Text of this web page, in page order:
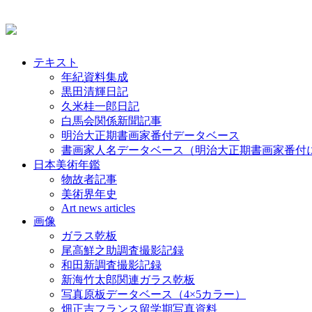
テキスト
年紀資料集成
黒田清輝日記
久米桂一郎日記
白馬会関係新聞記事
明治大正期書画家番付データベース
書画家人名データベース（明治大正期書画家番付
日本美術年鑑
物故者記事
美術界年史
Art news articles
画像
ガラス乾板
尾高鮮之助調査撮影記録
和田新調査撮影記録
新海竹太郎関連ガラス乾板
写真原板データベース（4×5カラー）
畑正吉フランス留学期写真資料